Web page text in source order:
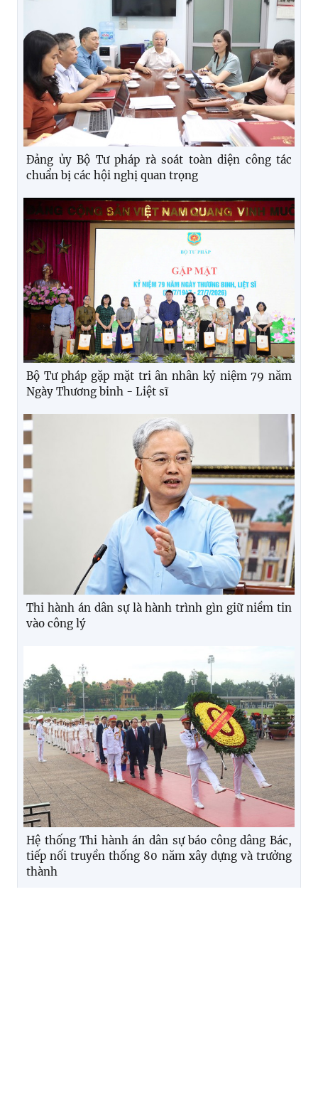
Đảng ủy Bộ Tư pháp rà soát toàn diện công tác
chuẩn bị các hội nghị quan trọng
Bộ Tư pháp gặp mặt tri ân nhân kỷ niệm 79 năm
Ngày Thương binh - Liệt sĩ
Thi hành án dân sự là hành trình gìn giữ niềm tin
vào công lý
Hệ thống Thi hành án dân sự báo công dâng Bác,
tiếp nối truyền thống 80 năm xây dựng và trưởng
thành